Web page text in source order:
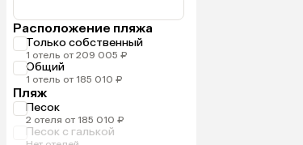
Расположение пляжа
Только собственный
1 отель от 209 005 ₽
Общий
1 отель от 185 010 ₽
Пляж
Песок
2 отеля от 185 010 ₽
Песок с галькой